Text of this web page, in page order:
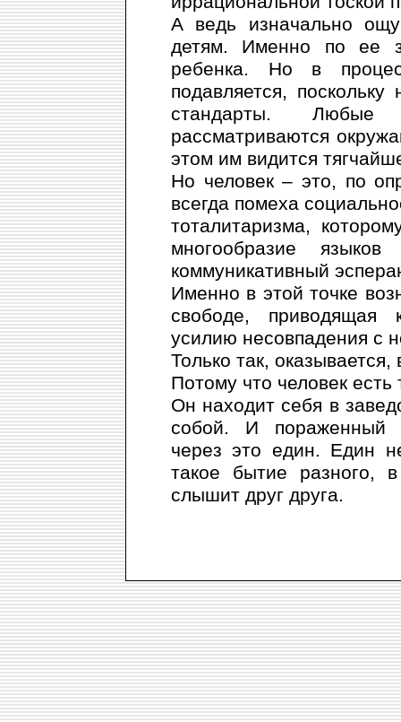
А ведь изначально
детям. Именно по ее
ребенка. Но в
подавляется,
стандарты. Любые
рассматриваются
этом им видится
Но человек – это, по
всегда помеха
тоталитаризма,
многообразие
коммуникативный
Именно в этой точке
свободе, приводящая
усилию несовпадения с
Только так,
Потому что человек есть
Он находит себя в
собой. И пораженный
через это един. Един
такое бытие разного,
слышит друг друга.